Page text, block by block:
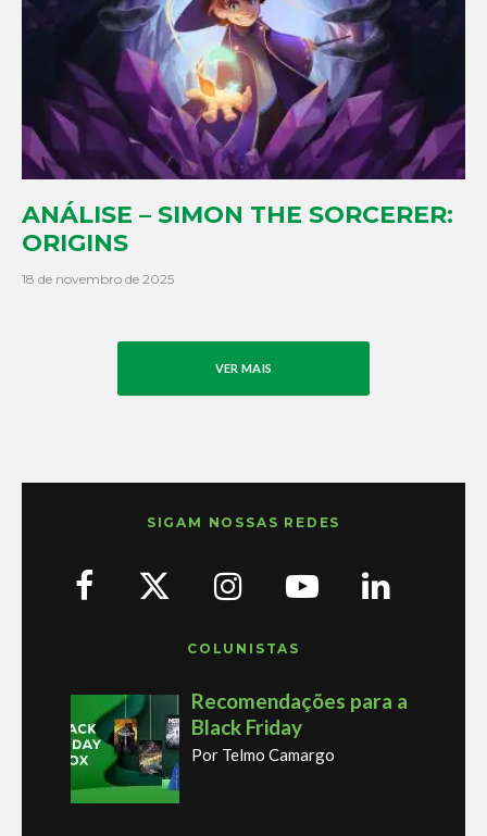
ANÁLISE – SIMON THE SORCERER:
ORIGINS
18 de novembro de 2025
VER MAIS
SIGAM NOSSAS REDES
COLUNISTAS
Recomendações para a
Black Friday
Por Telmo Camargo